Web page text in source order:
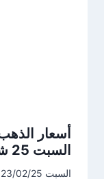
أسعار
السبت 25 شباط 2023
السبت 2023/02/25